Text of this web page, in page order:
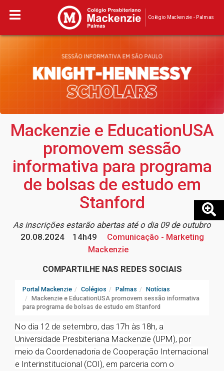
Colégio Mackenzie - Palmas
Mackenzie e EducationUSA
promovem sessão
informativa para programa
de bolsas de estudo em
Stanford
As inscrições estarão abertas até o dia 09 de outubro
20.08.2024
14h49
Comunicação - Marketing
Mackenzie
COMPARTILHE NAS REDES SOCIAIS
Portal Mackenzie Colégios Palmas
Notícias
Mackenzie e EducationUSA promovem sessão informativa
para programa de bolsas de estudo em Stanford
No dia 12 de setembro, das 17h às 18h, a
Universidade Presbiteriana Mackenzie (UPM), por
meio da Coordenadoria de Cooperação Internacional
e Interinstitucional (COI), em parceria com o